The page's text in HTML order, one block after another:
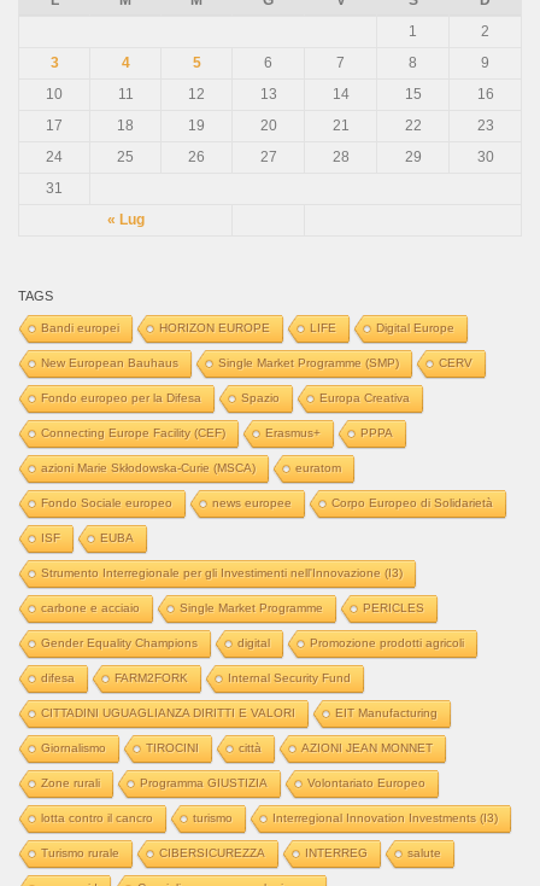
« Lug
1
2
3
4 5 6 7 8
9
10
11 12 13 14 15
16
17
18 19 20 21 22
23
24
25 26 27 28 29
30
31
TAGS
Bandi europei HORIZON EUROPE LIFE Digital Europe
New European Bauhaus Single Market Programme (SMP) CERV
Fondo europeo per la Difesa Spazio Europa Creativa
Connecting Europe Facility (CEF) Erasmus+ PPPA
azioni Marie Skłodowska-Curie (MSCA) euratom
Fondo Sociale europeo news europee Corpo Europeo di Solidarietà
ISF EUBA
Strumento Interregionale per gli Investimenti nell'Innovazione (I3)
carbone e acciaio Single Market Programme PERICLES
Gender Equality Champions digital Promozione prodotti agricoli
difesa FARM2FORK Internal Security Fund
CITTADINI UGUAGLIANZA DIRITTI E VALORI EIT Manufacturing
Giornalismo TIROCINI città AZIONI JEAN MONNET
Zone rurali Programma GIUSTIZIA Volontariato Europeo
lotta contro il cancro turismo Interregional Innovation Investments (I3)
Turismo rurale CIBERSICUREZZA INTERREG salute